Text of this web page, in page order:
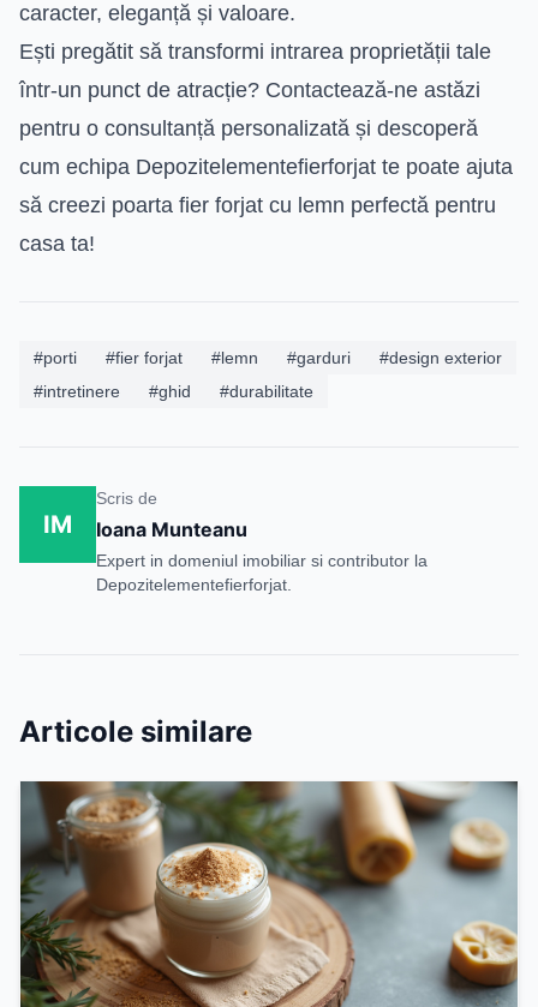
caracter, eleganță și valoare.
Ești pregătit să transformi intrarea proprietății tale
într-un punct de atracție? Contactează-ne astăzi
pentru o consultanță personalizată și descoperă
cum echipa Depozitelementefierforjat te poate ajuta
să creezi poarta fier forjat cu lemn perfectă pentru
casa ta!
#porti #fier forjat #lemn #garduri
#design exterior
#intretinere
#ghid #durabilitate
IM
Scris de
Ioana Munteanu
Expert in domeniul imobiliar si contributor la
Depozitelementefierforjat.
Articole similare